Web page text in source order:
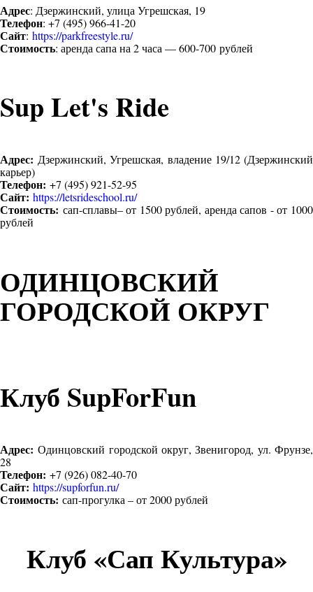
Адрес: Дзержинский, улица Угрешская, 19
Телефон: +7 (495) 966-41-20
Сайт: https://parkfreestyle.ru/
Стоимость: аренда сапа на 2 часа — 600-700 рублей
Sup Let's Ride
Адрес: Дзержинский, Угрешская, владение 19/12 (Дзержинский
карьер)
Телефон: +7 (495) 921-52-95
Сайт: https://letsrideschool.ru/
Стоимость: сап-сплавы– от 1500 рублей, аренда сапов - от 1000
рублей
ОДИНЦОВСКИЙ
ГОРОДСКОЙ ОКРУГ
Клуб SupForFun
Адрес: Одинцовский городской округ, Звенигород, ул. Фрунзе,
28
Телефон: +7 (926) 082-40-70
Сайт: https://supforfun.ru/
Стоимость: сап-прогулка – от 2000 рублей
Клуб «Сап Культура»